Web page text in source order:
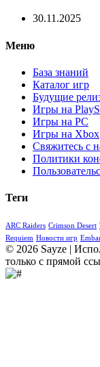
30.11.2025
Меню
База знаний
Каталог игр
Будущие
Игры на
Игры на PC
Игры на Xbox
Свяжитесь с
Политики
Теги
ARC Raiders Crimson Desert
Requiem Новости игр
© 2026 Sayze |
только с прямой